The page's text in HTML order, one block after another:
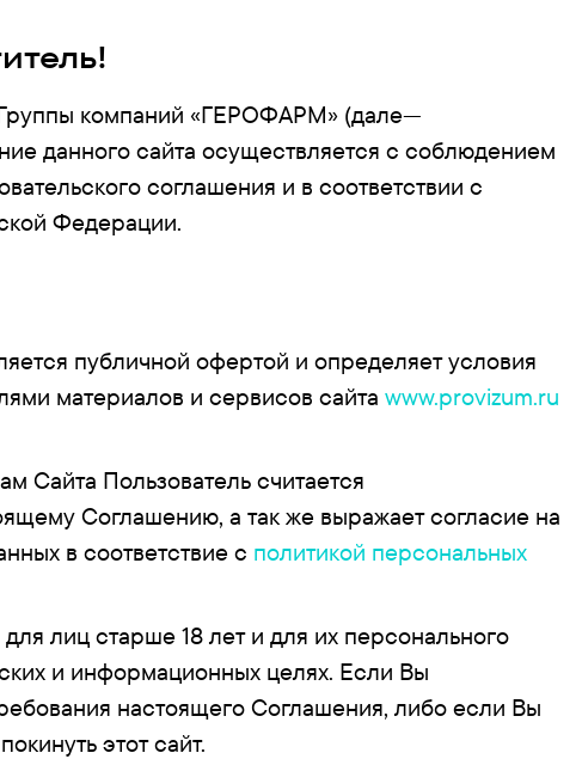
компаний «ГЕРОФАРМ» (дале—
данного сайта осуществляется с соблюдением
соглашения и в соответствии с
Федерации.
публичной офертой и определяет условия
материалов и сервисов сайта www.provizum.ru
Сайта Пользователь считается
Соглашению, а так же выражает согласие на
в соответствие с политикой персональных
лиц старше 18 лет и для их персонального
и информационных целях. Если Вы
настоящего Соглашения, либо если Вы
этот сайт.